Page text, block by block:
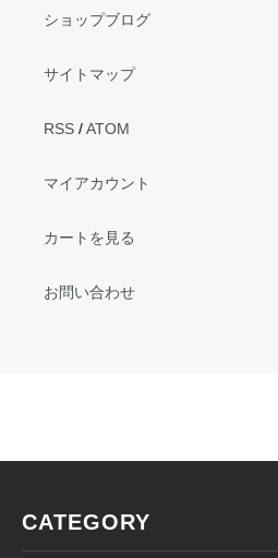
ショップブログ
サイトマップ
RSS /ATOM
マイアカウント
カートを見る
お問い合わせ
CATEGORY